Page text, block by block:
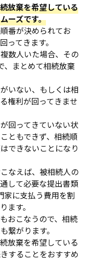
放棄を希望している
ーズです。
番が決められてお
ってきます。
数人いた場合、その
、まとめて相続放棄
いない、もしくは相
権利が回ってきませ
回ってきていない状
ともできず、相続順
できないことになり
なえば、被相続人の
して必要な提出書類
家に支払う費用を割
ます。
おこなうので、相続
繋がります。
放棄を希望している
することをおすすめ